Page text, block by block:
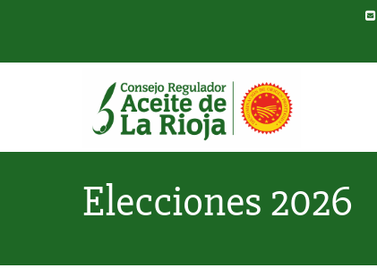
Elecciones 2026